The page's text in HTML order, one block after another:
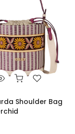
Shoulder Bag